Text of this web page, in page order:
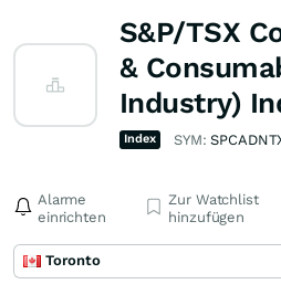
S&P/TSX
&
Industry)
Index SYM:
Alarme
einrichten
Zur Watchlist
hinzufügen
Toronto